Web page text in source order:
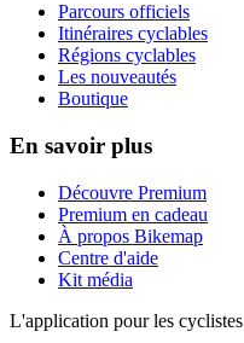
Parcours officiels
Itinéraires cyclables
Régions cyclables
Les nouveautés
Boutique
En savoir plus
Découvre Premium
Premium en cadeau
À propos Bikemap
Centre d'aide
Kit média
L'application pour les cyclistes